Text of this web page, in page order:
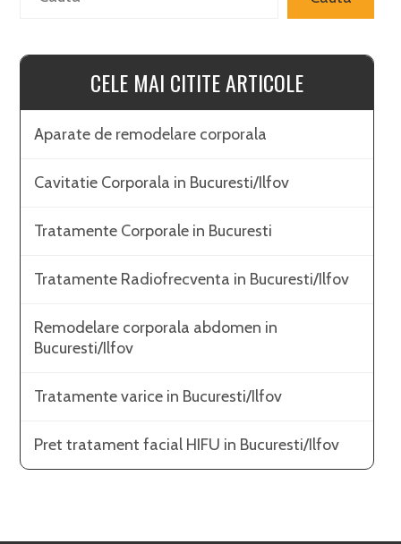
CELE MAI CITITE ARTICOLE
Aparate de remodelare corporala
Cavitatie Corporala in Bucuresti/Ilfov
Tratamente Corporale in Bucuresti
Tratamente Radiofrecventa in Bucuresti/Ilfov
Remodelare corporala abdomen in
Bucuresti/Ilfov
Tratamente varice in Bucuresti/Ilfov
Pret tratament facial HIFU in Bucuresti/Ilfov